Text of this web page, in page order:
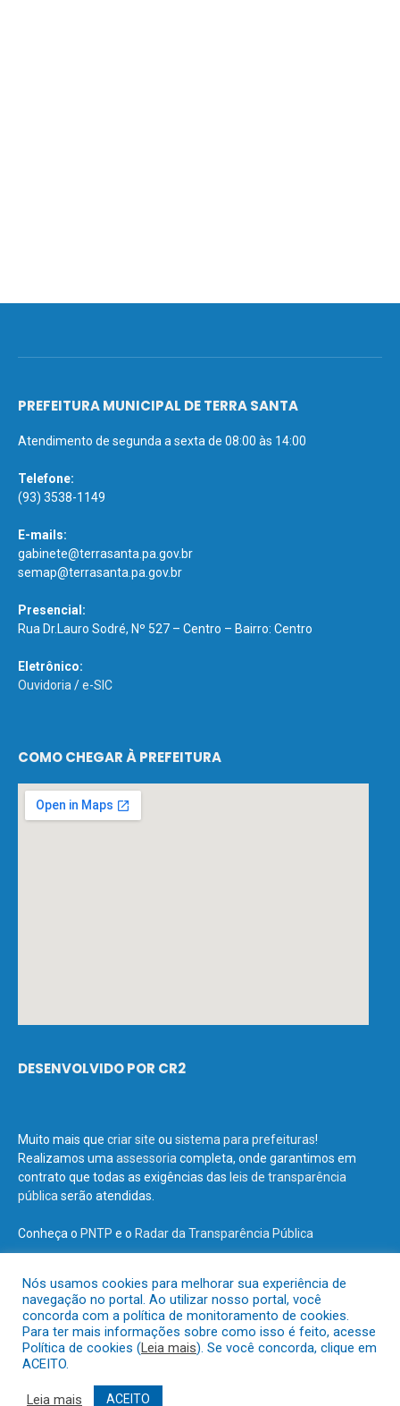
PREFEITURA MUNICIPAL DE TERRA SANTA
Atendimento de segunda a sexta de 08:00 às 14:00
Telefone:
(93) 3538-1149
E-mails:
gabinete@terrasanta.pa.gov.br
semap@terrasanta.pa.gov.br
Presencial:
Rua Dr.Lauro Sodré, Nº 527 – Centro – Bairro: Centro
Eletrônico:
Ouvidoria /e-SIC
COMO CHEGAR À PREFEITURA
DESENVOLVIDO POR CR2
Muito mais que criar site ou sistema para prefeituras!
Realizamos uma assessoria completa, onde garantimos em
contrato que todas as exigências das leis de transparência
pública serão atendidas.
Conheça o PNTP e o Radar da Transparência Pública
Todos os direitos reservados a Prefeitura Municipal de Terra Santa.
Mapa do Site
Acessar o Webmail
Nós usamos cookies para melhorar sua experiência de
navegação no portal. Ao utilizar nosso portal, você
concorda com a política de monitoramento de cookies.
Para ter mais informações sobre como isso é feito, acesse
Política de cookies (Leia mais). Se você concorda, clique em
ACEITO.
Leia mais ACEITO